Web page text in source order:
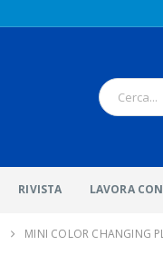
RIVISTA LAVORA
MINI COLOR CHANGING